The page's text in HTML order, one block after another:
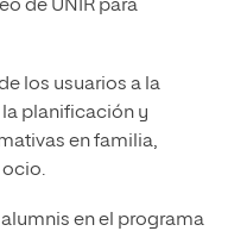
de UNIR para
los usuarios a la
planificación y
en familia,
ocio.
en el programa